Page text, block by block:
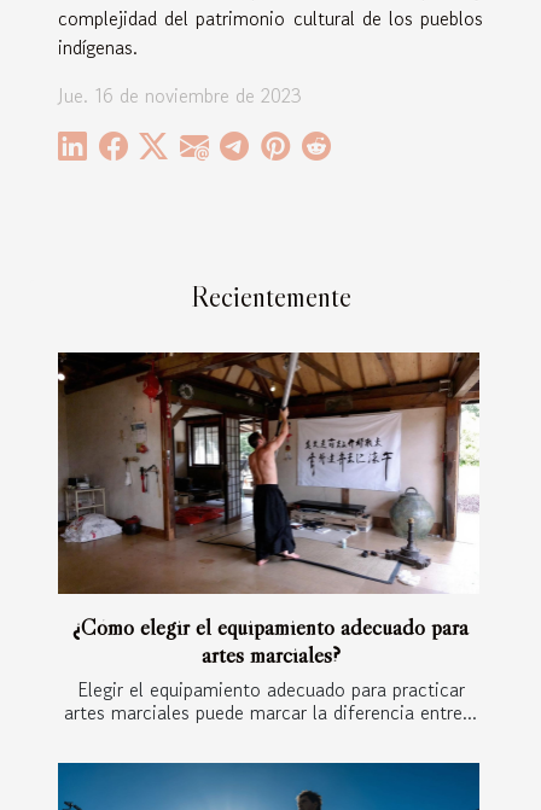
complejidad del patrimonio cultural de los pueblos
indígenas.
Jue. 16 de noviembre de 2023
Recientemente
¿Cómo elegir el equipamiento adecuado para
artes marciales?
Elegir el equipamiento adecuado para practicar
artes marciales puede marcar la diferencia entre...